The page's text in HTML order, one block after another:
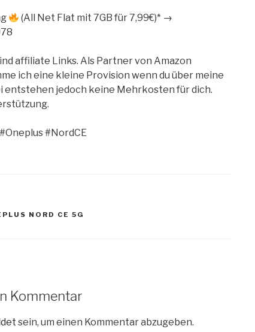
(All Net Flat mit 7GB für 7,99€)* →
affiliate Links. Als Partner von Amazon
ich eine kleine Provision wenn du über meine
entstehen jedoch keine Mehrkosten für dich.
#NordCE
NORD CE 5G
Kommentar
sein, um einen Kommentar abzugeben.